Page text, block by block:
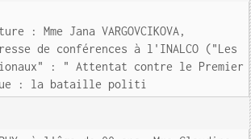
: Mme Jana VARGOVCIKOVA,
de conférences à l'INALCO ("Les
: " Attentat contre le Premier
: la bataille politi